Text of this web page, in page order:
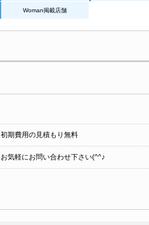
Woman掲載店舗
初期費用の見積もり無料
お気軽にお問い合わせ下さい(^^♪